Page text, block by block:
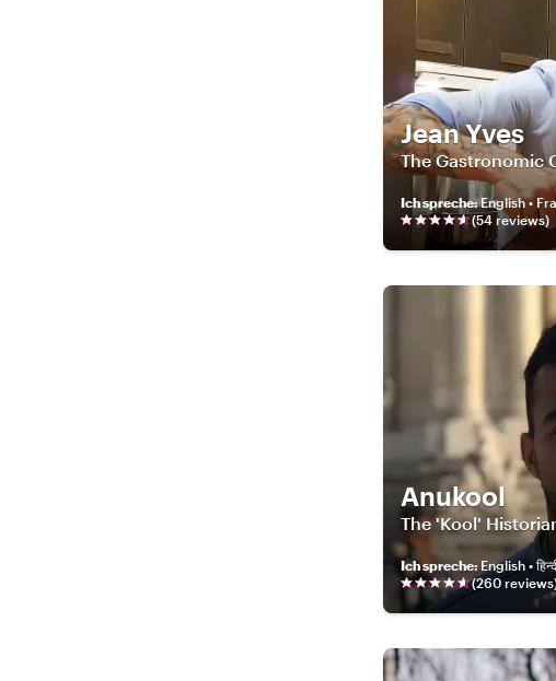
Jean Yves
The Gastronomic
Ich spreche:English •
(54 reviews)
Anukool
The 'Kool'
Ich spreche: English •
(260 reviews